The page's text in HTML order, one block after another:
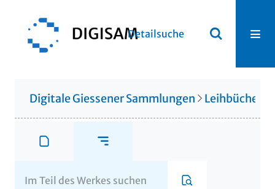
Detailsuche
Digitale Giessener Sammlungen